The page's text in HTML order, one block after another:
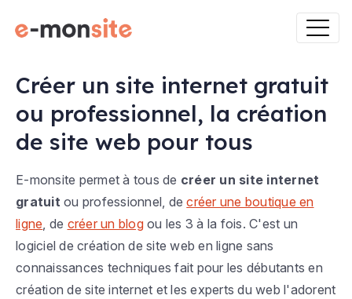
Créer un site internet gratuit
ou professionnel, la création
de site web pour tous
E-monsite permet à tous de créer un site internet
gratuit ou professionnel, decréer une boutique en
ligne , de créer un blogou les 3 à la fois. C'est un
logiciel de création de site web en ligne sans
connaissances techniques fait pour les débutants en
création de site internet et les experts du web l'adorent